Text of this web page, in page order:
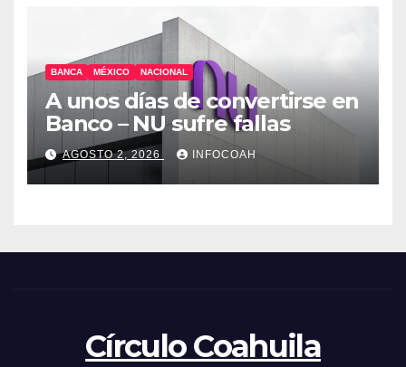
BANCA MÉXICO NACIONAL
A unos días de convertirse en
Banco – NU sufre fallas
AGOSTO 2, 2026 INFOCOAH
Círculo Coahuila